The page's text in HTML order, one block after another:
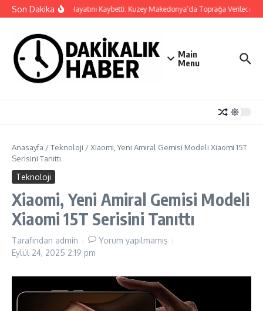
İçeriğe atla
Son Dakika
Cansever Hayatını Kaybetti: Kuzey Makedonya’da Toprağa Verilecek
Main
Menu
Anasayfa /Teknoloji /Xiaomi, Yeni Amiral Gemisi Modeli Xiaomi 15T
Serisini Tanıttı
Teknoloji
Xiaomi, Yeni Amiral Gemisi Modeli
Xiaomi 15T Serisini Tanıttı
Tarafından admin
Yorum yapılmamış
Eylül 24, 2025 2:19 pm